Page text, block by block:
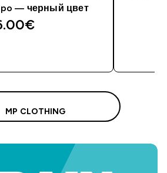
— черный цвет
MP CLOTHING